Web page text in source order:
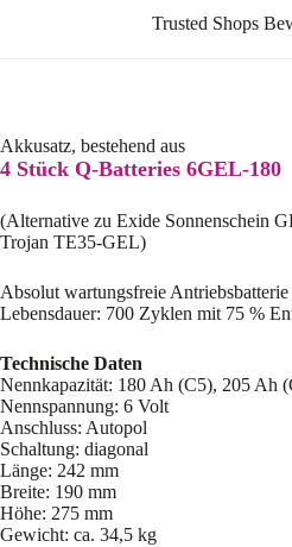
Trusted Shops
Akkusatz, bestehend aus
4 Stück Q-Batteries 6GEL-180
(Alternative zu Exide Sonnenschein
Trojan TE35-GEL)
Absolut wartungsfreie
Lebensdauer: 700 Zyklen mit 75 %
Technische Daten
Nennkapazität: 180 Ah (C5), 205 Ah
Nennspannung: 6 Volt
Anschluss: Autopol
Schaltung: diagonal
Länge: 242 mm
Breite: 190 mm
Höhe: 275 mm
Gewicht: ca. 34,5 kg